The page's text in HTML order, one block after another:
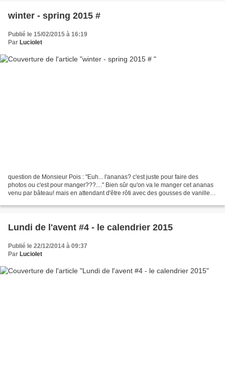
winter - spring 2015 #
Publié le 15/02/2015 à 16:19
Par Luciolet
question de Monsieur Pois : "Euh... l'ananas? c'est juste pour faire des
photos ou c'est pour manger???...." Bien sûr qu'on va le manger cet ananas
venu par bâteau! mais en attendant d'être rôti avec des gousses de vanille, il
Lundi de l'avent #4 - le calendrier 2015
Publié le 22/12/2014 à 09:37
Par Luciolet